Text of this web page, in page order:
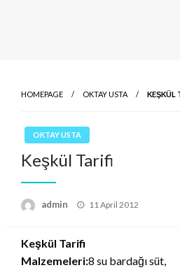
HOMEPAGE OKTAY USTA KEŞKÜL
OKTAY USTA
Keşkül Tarifi
admin
Posted
11 April 2012
Keşkül Tarifi
Malzemeleri:8 su bardağı süt,